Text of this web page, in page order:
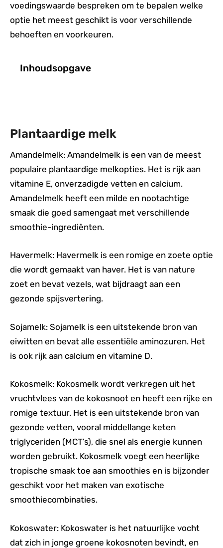
voedingswaarde bespreken om te bepalen welke
optie het meest geschikt is voor verschillende
behoeften en voorkeuren.
Inhoudsopgave
Plantaardige melk
Amandelmelk: Amandelmelk is een van de meest
populaire plantaardige melkopties. Het is rijk aan
vitamine E, onverzadigde vetten en calcium.
Amandelmelk heeft een milde en nootachtige
smaak die goed samengaat met verschillende
smoothie-ingrediënten.
Havermelk: Havermelk is een romige en zoete optie
die wordt gemaakt van haver. Het is van nature
zoet en bevat vezels, wat bijdraagt aan een
gezonde spijsvertering.
Sojamelk: Sojamelk is een uitstekende bron van
eiwitten en bevat alle essentiële aminozuren. Het
is ook rijk aan calcium en vitamine D.
Kokosmelk: Kokosmelk wordt verkregen uit het
vruchtvlees van de kokosnoot en heeft een rijke en
romige textuur. Het is een uitstekende bron van
gezonde vetten, vooral middellange keten
triglyceriden (MCT’s), die snel als energie kunnen
worden gebruikt. Kokosmelk voegt een heerlijke
tropische smaak toe aan smoothies en is bijzonder
geschikt voor het maken van exotische
smoothiecombinaties.
Kokoswater: Kokoswater is het natuurlijke vocht
dat zich in jonge groene kokosnoten bevindt, en